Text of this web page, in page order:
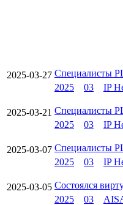
2025-03-27 Специалисты
2025
03 IP
2025-03-21 Специалисты
2025
03 IP
2025-03-07 Специалисты
2025
03 IP
2025-03-05 Состоялся
2025
03